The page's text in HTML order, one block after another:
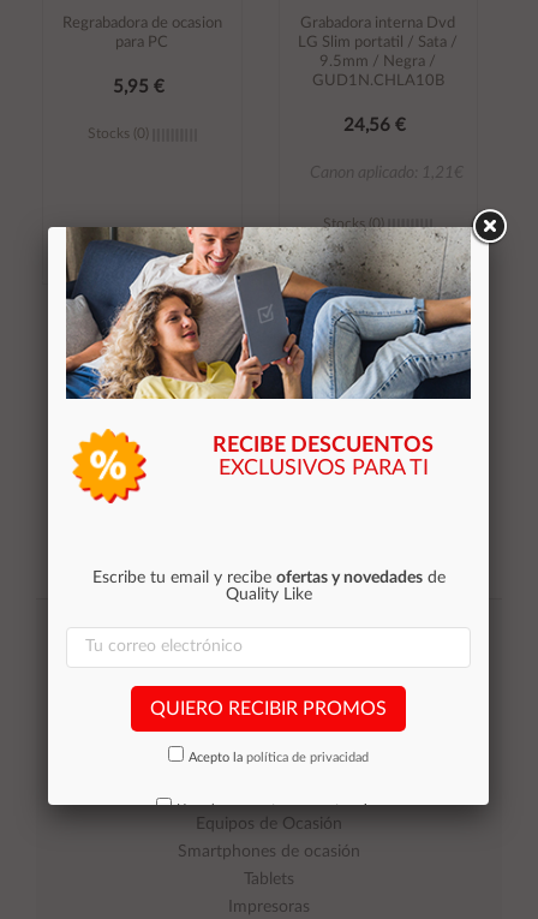
Regrabadora de ocasion
para PC
5,95 €
Stocks (0)
Añadir al
carrito
Grabadora interna Dvd
LG Slim portatil / Sata /
9.5mm / Negra /
GUD1N.CHLA10B
24,56 €
Canon aplicado: 1,21€
Stocks (0)
Añadir al
carrito
Acepto lapolítica de privacidad
Equipos de Ocasión
Smartphones de ocasión
Tablets
Impresoras
RECIBE DESCUENTOS
EXCLUSIVOS PARA TI
Escribe tu email y recibe ofertas y novedadesde
Quality Like
QUIERO RECIBIR PROMOS
Acepto la política de privacidad
No volver a mostrar mas este aviso